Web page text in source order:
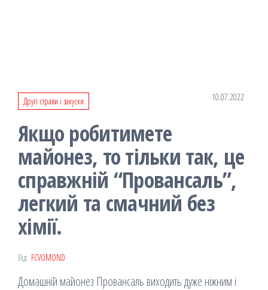
Другі страви і закуски 10.07.2022
Якщо робитимете
майонез, то тільки так, це
справжній “Провансаль”,
легкий та смачний без
хімії.
Від FCVOMOND
Домашній майонез Провансаль виходить дуже ніжним і